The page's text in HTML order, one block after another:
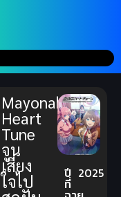
Mayonaka
Heart
Tune
จูน
เสียง
ใจไป ปี
ที่
2025